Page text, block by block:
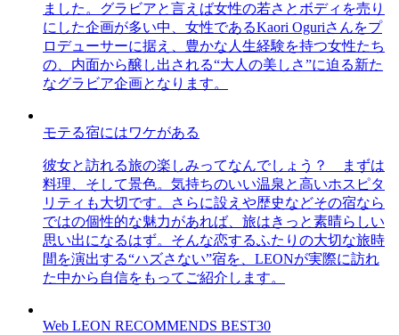
ました。グラビアと言えば女性の若さとボディを売り
にした企画が多い中、女性であるKaori Oguriさんをプ
ロデューサーに据え、豊かな人生経験を持つ女性たち
の、内面から醸し出される“大人の美しさ”に迫る新た
なグラビア企画となります。
モテる宿にはワケがある
彼女と訪れる旅の楽しみってなんでしょう？ まずは
料理、そして景色。気持ちのいい温泉と高いホスピタ
リティも大切です。さらに設えや歴史などその宿なら
ではの個性的な魅力があれば、旅はきっと素晴らしい
思い出になるはず。そんな恋するふたりの大切な旅時
間を演出する“ハズさない”宿を、LEONが実際に訪れ
た中から自信をもってご紹介します。
Web LEON RECOMMENDS BEST30